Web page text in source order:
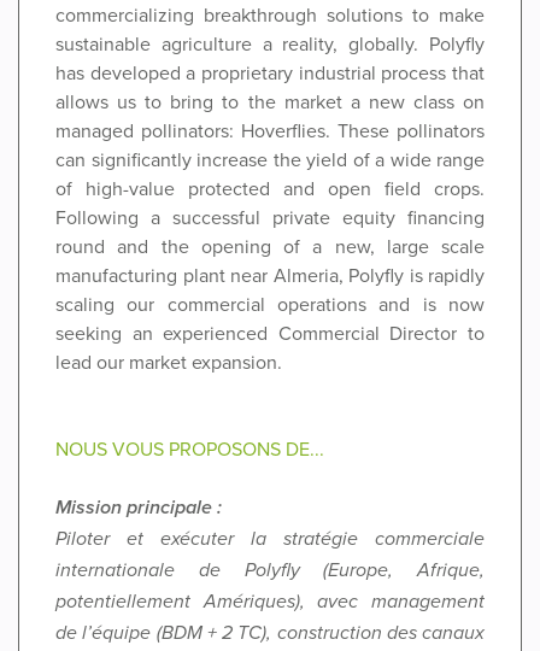
commercializing breakthrough solutions to make
sustainable agriculture a reality, globally. Polyfly
has developed a proprietary industrial process that
allows us to bring to the market a new class on
managed pollinators: Hoverflies. These pollinators
can significantly increase the yield of a wide range
of high-value protected and open field crops.
Following a successful private equity financing
round and the opening of a new, large scale
manufacturing plant near Almeria, Polyfly is rapidly
scaling our commercial operations and is now
seeking an experienced Commercial Director to
lead our market expansion.
NOUS VOUS PROPOSONS DE...
Mission principale :
Piloter et exécuter la stratégie commerciale
internationale de Polyfly (Europe, Afrique,
potentiellement Amériques), avec management
de l’équipe (BDM + 2 TC), construction des canaux